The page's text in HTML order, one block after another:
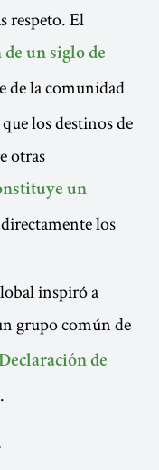
respeto. El
un siglo de
de la comunidad
los destinos de
otras
un
los
inspiró a
grupo común de
Declaración de